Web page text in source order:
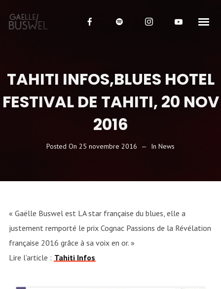
TAHITI INFOS,BLUES HOTEL
FESTIVAL DE TAHITI, 20 NOV
2016
Posted On 25 novembre 2016 In News
« Gaëlle Buswel est LA star française du blues, elle a
justement remporté le prix Cognac Passions de la Révélation
française 2016 grâce à sa voix en or. »
Lire l’article : Tahiti Infos